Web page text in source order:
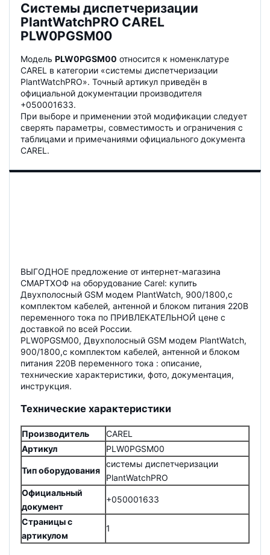
Системы диспетчеризации
PlantWatchPRO CAREL
PLW0PGSM00
Модель PLW0PGSM00 относится к номенклатуре
CAREL в категории «системы диспетчеризации
PlantWatchPRO». Точный артикул приведён в
официальной документации производителя
+050001633.
При выборе и применении этой модификации следует
сверять параметры, совместимость и ограничения с
таблицами и примечаниями официального документа
CAREL.
ВЫГОДНОЕ предложение от интернет-магазина
СМАРТХОФ на оборудование Carel: купить
Двухполосный GSM модем PlantWatch, 900/1800,с
комплектом кабелей, антенной и блоком питания 220В
переменного тока по ПРИВЛЕКАТЕЛЬНОЙ цене с
доставкой по всей России.
PLW0PGSM00, Двухполосный GSM модем PlantWatch,
900/1800,с комплектом кабелей, антенной и блоком
питания 220В переменного тока : описание,
технические характеристики, фото, документация,
инструкция.
Технические характеристики
Производитель
CAREL
Артикул
PLW0PGSM00
Тип оборудования
системы диспетчеризации
PlantWatchPRO
Официальный
документ
+050001633
Страницы с
артикулом
1